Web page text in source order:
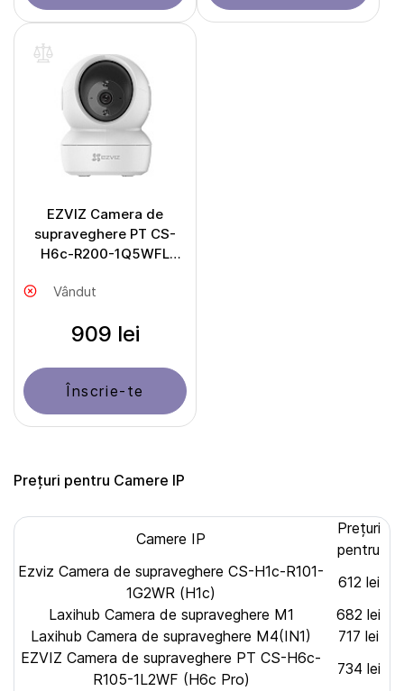
EZVIZ Camera de
supraveghere PT CS-
H6c-R200-1Q5WFL
Vândut
909 lei
Înscrie-te
Prețuri pentru Camere IP
Camere IP
Prețuri
pentru
Ezviz Camera de supraveghere CS-H1c-R101-
1G2WR (H1c)
612 lei
Laxihub Camera de supraveghere M1
682 lei
Laxihub Camera de supraveghere M4(IN1)
717 lei
EZVIZ Camera de supraveghere PT CS-H6c-
R105-1L2WF (H6c Pro)
734 lei